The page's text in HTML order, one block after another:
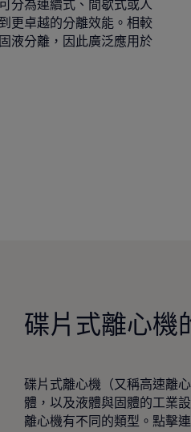
分為連續式、間歇式或人
更卓越的分離效能。相較
液分離，因此廣泛應用於
碟片式離心機
碟片式離心機（又稱高速離
體，以及液體與固體的工業
離心機有不同的類型。點擊